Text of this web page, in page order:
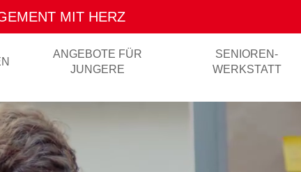
ARBEIT FÜR ALLE
ANGEBOTE FÜR
JUNGERE
SENIOREN-
WERKSTATT